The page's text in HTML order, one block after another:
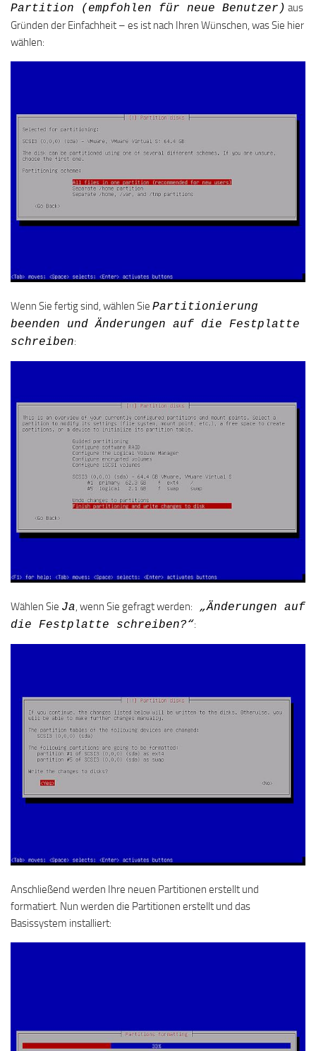
Partition (empfohlen für neue Benutzer) aus
Gründen der Einfachheit – es ist nach Ihren Wünschen, was Sie hier
wählen:
Wenn Sie fertig sind, wählen Sie Partitionierung
beenden und Änderungen auf die Festplatte
schreiben:
Wählen Sie Ja, wenn Sie gefragt werden: „Änderungen auf
die Festplatte schreiben?“:
Anschließend werden Ihre neuen Partitionen erstellt und
formatiert. Nun werden die Partitionen erstellt und das
Basissystem installiert: